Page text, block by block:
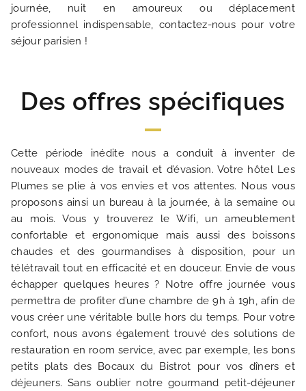
ACCUEIL
HOTEL ET SERVICES
NOS CHAMBRES
OFFRES EXCLUSIVES
NOS ENGAGEMENTS
journée, nuit en amoureux ou déplacement
professionnel indispensable, contactez-nous pour votre
séjour parisien !
Des offres spécifiques
Cette période inédite nous a conduit à inventer de
nouveaux modes de travail et d’évasion. Votre hôtel Les
Plumes se plie à vos envies et vos attentes. Nous vous
proposons ainsi un bureau à la journée, à la semaine ou
au mois. Vous y trouverez le Wifi, un ameublement
confortable et ergonomique mais aussi des boissons
chaudes et des gourmandises à disposition, pour un
télétravail tout en efficacité et en douceur. Envie de vous
échapper quelques heures ? Notre offre journée vous
permettra de profiter d’une chambre de 9h à 19h, afin de
vous créer une véritable bulle hors du temps. Pour votre
confort, nous avons également trouvé des solutions de
restauration en room service, avec par exemple, les bons
petits plats des Bocaux du Bistrot pour vos dîners et
déjeuners. Sans oublier notre gourmand petit-déjeuner